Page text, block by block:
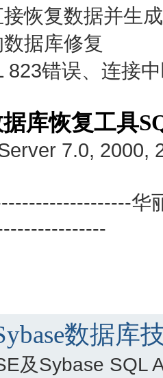
恢复数据并生
据库修复
823错误、连接
库恢复工具
7.0, 2000,
华
数据库
及Sybase SQL